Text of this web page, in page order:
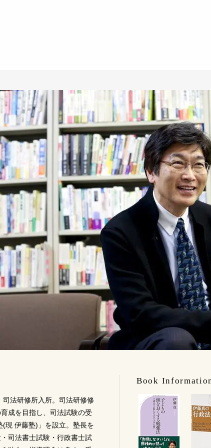
法研修所入所。司法研修修
成を目指し、司法試験の受
現 伊藤塾)」を設立。塾長を
司法書士試験・行政書士試
Book